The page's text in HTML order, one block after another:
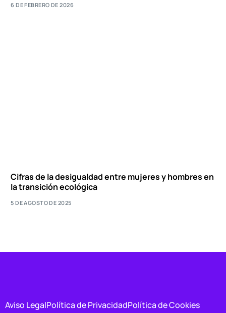
6 DE FEBRERO DE 2026
Cifras de la desigualdad entre mujeres y hombres en
la transición ecológica
5 DE AGOSTO DE 2025
Aviso LegalPolítica de PrivacidadPolítica de Cookies